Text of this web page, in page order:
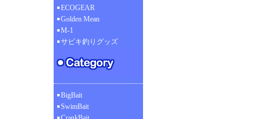
ECOGEAR
Golden Mean
M-1
サビキ釣りグッズ
BigBait
SwimBait